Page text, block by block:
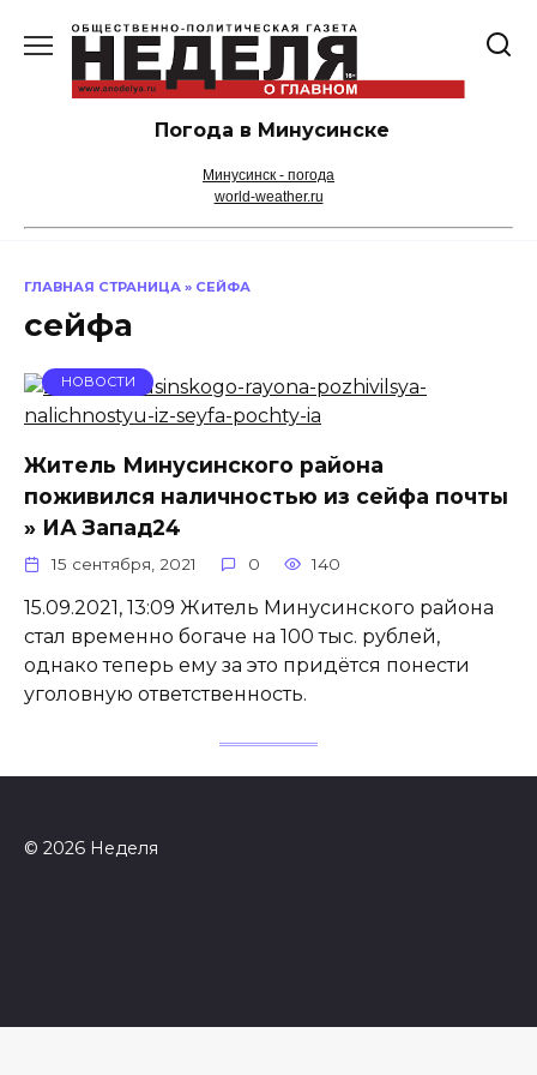
содержанию
Погода в Минусинске
Минусинск - погода
world-weather.ru
ГЛАВНАЯ СТРАНИЦА » СЕЙФА
сейфа
НОВОСТИ
Житель Минусинского района
поживился наличностью из сейфа почты
» ИА Запад24
15 сентября, 2021 0 140
15.09.2021, 13:09 Житель Минусинского района
стал временно богаче на 100 тыс. рублей,
однако теперь ему за это придётся понести
уголовную ответственность.
© 2026 Неделя